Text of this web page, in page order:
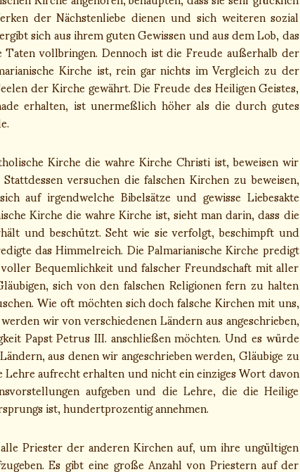
der Nächstenliebe dienen und sich weiteren sozial
sich aus ihrem guten Gewissen und aus dem Lob, das
vollbringen. Dennoch ist die Freude außerhalb der
Kirche ist, rein gar nichts im Vergleich zu der
der Kirche gewährt. Die Freude des Heiligen Geistes,
erhalten, ist unermeßlich höher als die durch gutes
Kirche die wahre Kirche Christi ist, beweisen wir
versuchen die falschen Kirchen zu beweisen,
auf irgendwelche Bibelsätze und gewisse Liebesakte
Kirche die wahre Kirche ist, sieht man darin, dass die
und beschützt. Seht wie sie verfolgt, beschimpft und
das Himmelreich. Die Palmarianische Kirche predigt
Bequemlichkeit und falscher Freundschaft mit aller
sich von den falschen Religionen fern zu halten
Wie oft möchten sich doch falsche Kirchen mit uns,
wir von verschiedenen Ländern aus angeschrieben,
Papst Petrus III. anschließen möchten. Und es würde
aus denen wir angeschrieben werden, Gläubige zu
aufrecht erhalten und nicht ein einziges Wort davon
aufgeben und die Lehre, die die Heilige
ist, hundertprozentig annehmen.
Priester der anderen Kirchen auf, um ihre ungültigen
Es gibt eine große Anzahl von Priestern auf der